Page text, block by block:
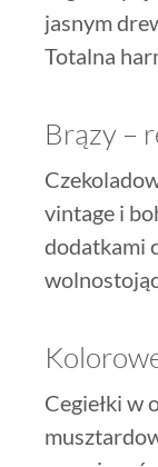
jasnym
Totalna
Brązy –
vintage i
dodatkami
Cegiełki w